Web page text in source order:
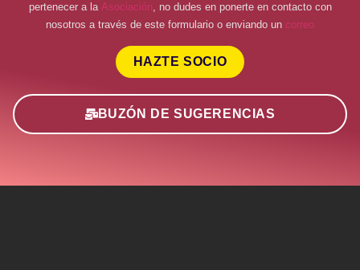
pertenecer a la Asociación, no dudes en ponerte en contacto con
nosotros a través de este formulario o enviando un correo
HAZTE SOCIO
BUZÓN DE SUGERENCIAS